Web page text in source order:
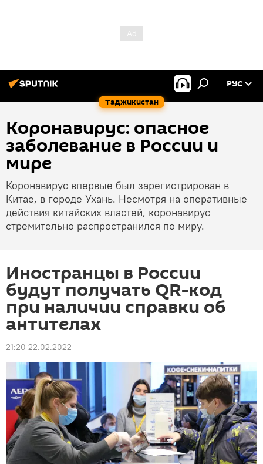
Таджикистан
РУС
Коронавирус: опасное
заболевание в России и
мире
Коронавирус впервые был зарегистрирован в
Китае, в городе Ухань. Несмотря на оперативные
действия китайских властей, коронавирус
стремительно распространился по миру.
Иностранцы в России
будут получать QR-код
при наличии справки об
антителах
21:20 22.02.2022